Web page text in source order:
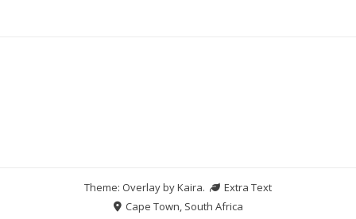
Theme: Overlay byKaira.
Extra Text
Cape Town, South Africa